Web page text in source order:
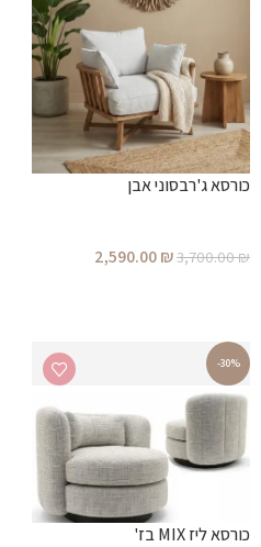
כורסא ג'רבסוני אבן
3,700.00₪
2,590.00₪
-30%
כורסא ליז MIX בז'